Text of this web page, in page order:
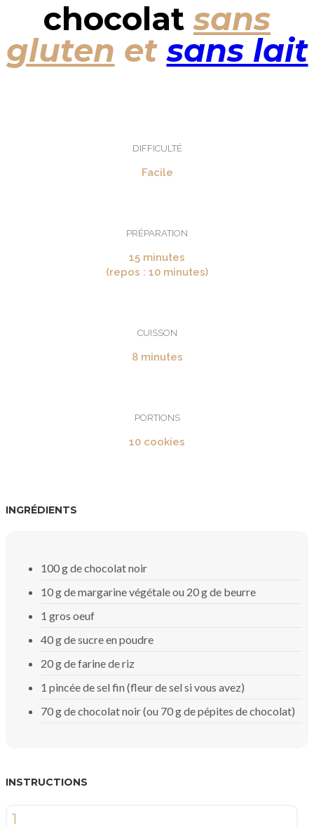
chocolat sans
gluten etsans lait
DIFFICULTÉ
Facile
PRÉPARATION
15 minutes
(repos : 10 minutes)
CUISSON
8 minutes
PORTIONS
10 cookies
INGRÉDIENTS
100 g de chocolat noir
10 g de margarine végétale ou 20 g de beurre
1 gros oeuf
40 g de sucre en poudre
20 g de farine de riz
1 pincée de sel fin (fleur de sel si vous avez)
70 g de chocolat noir (ou 70 g de pépites de chocolat)
INSTRUCTIONS
1